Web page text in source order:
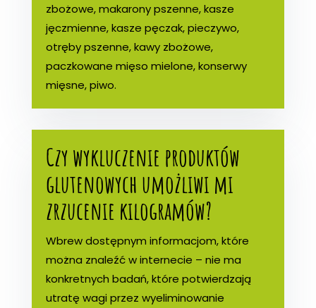
zbożowe, makarony pszenne, kasze
jęczmienne, kasze pęczak, pieczywo,
otręby pszenne, kawy zbożowe,
paczkowane mięso mielone, konserwy
mięsne, piwo.
Czy wykluczenie produktów
glutenowych umożliwi mi
zrzucenie kilogramów?
Wbrew dostępnym informacjom, które
można znaleźć w internecie – nie ma
konkretnych badań, które potwierdzają
utratę wagi przez wyeliminowanie